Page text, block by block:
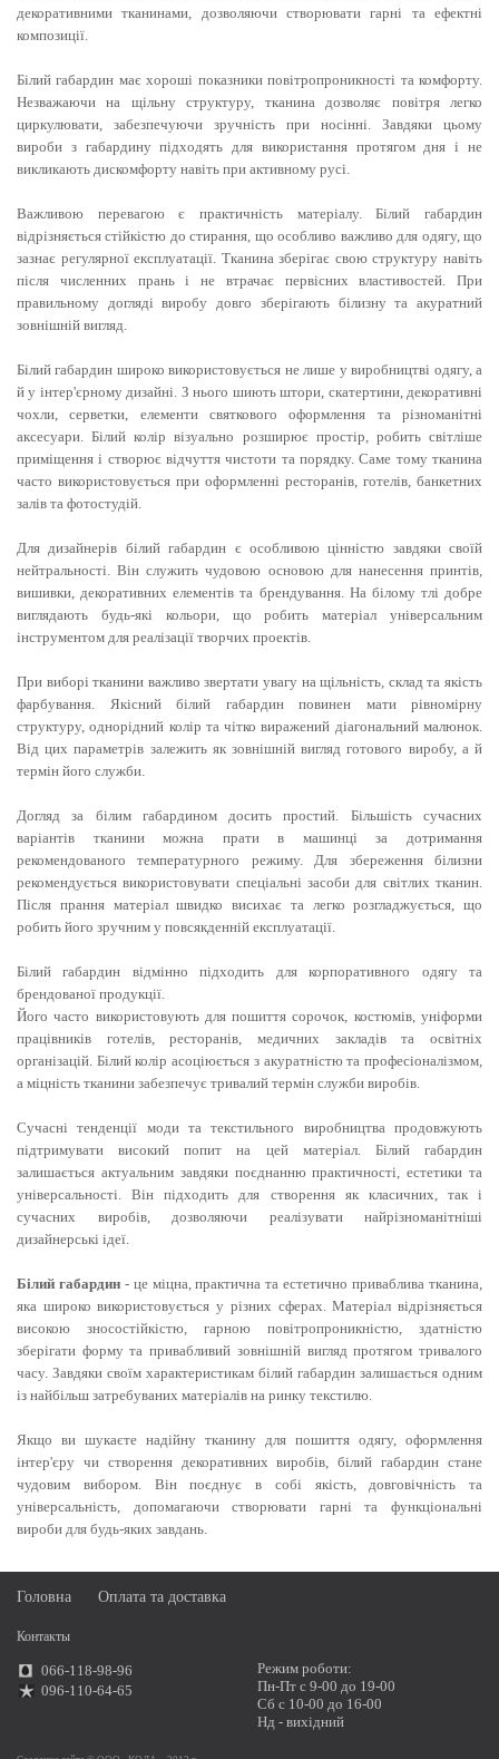
декоративними тканинами, дозволяючи створювати гарні та ефектні
композиції.
Білий габардин має хороші показники повітропроникності та комфорту.
Незважаючи на щільну структуру, тканина дозволяє повітря легко
циркулювати, забезпечуючи зручність при носінні. Завдяки цьому
вироби з габардину підходять для використання протягом дня і не
викликають дискомфорту навіть при активному русі.
Важливою перевагою є практичність матеріалу. Білий габардин
відрізняється стійкістю до стирання, що особливо важливо для одягу, що
зазнає регулярної експлуатації. Тканина зберігає свою структуру навіть
після численних прань і не втрачає первісних властивостей. При
правильному догляді виробу довго зберігають білизну та акуратний
зовнішній вигляд.
Білий габардин широко використовується не лише у виробництві одягу, а
й у інтер'єрному дизайні. З нього шиють штори, скатертини, декоративні
чохли, серветки, елементи святкового оформлення та різноманітні
аксесуари. Білий колір візуально розширює простір, робить світліше
приміщення і створює відчуття чистоти та порядку. Саме тому тканина
часто використовується при оформленні ресторанів, готелів, банкетних
залів та фотостудій.
Для дизайнерів білий габардин є особливою цінністю завдяки своїй
нейтральності. Він служить чудовою основою для нанесення принтів,
вишивки, декоративних елементів та брендування. На білому тлі добре
виглядають будь-які кольори, що робить матеріал універсальним
інструментом для реалізації творчих проектів.
При виборі тканини важливо звертати увагу на щільність, склад та якість
фарбування. Якісний білий габардин повинен мати рівномірну
структуру, однорідний колір та чітко виражений діагональний малюнок.
Від цих параметрів залежить як зовнішній вигляд готового виробу, а й
термін його служби.
Догляд за білим габардином досить простий. Більшість сучасних
варіантів тканини можна прати в машинці за дотримання
рекомендованого температурного режиму. Для збереження білизни
рекомендується використовувати спеціальні засоби для світлих тканин.
Після прання матеріал швидко висихає та легко розгладжується, що
робить його зручним у повсякденній експлуатації.
Білий габардин відмінно підходить для корпоративного одягу та
брендованої продукції.
Його часто використовують для пошиття сорочок, костюмів, уніформи
працівників готелів, ресторанів, медичних закладів та освітніх
організацій. Білий колір асоціюється з акуратністю та професіоналізмом,
а міцність тканини забезпечує тривалий термін служби виробів.
Сучасні тенденції моди та текстильного виробництва продовжують
підтримувати високий попит на цей матеріал. Білий габардин
залишається актуальним завдяки поєднанню практичності, естетики та
універсальності. Він підходить для створення як класичних, так і
сучасних виробів, дозволяючи реалізувати найрізноманітніші
дизайнерські ідеї.
Білий габардин- це міцна, практична та естетично приваблива тканина,
яка широко використовується у різних сферах. Матеріал відрізняється
високою зносостійкістю, гарною повітропроникністю, здатністю
зберігати форму та привабливий зовнішній вигляд протягом тривалого
часу. Завдяки своїм характеристикам білий габардин залишається одним
із найбільш затребуваних матеріалів на ринку текстилю.
Якщо ви шукаєте надійну тканину для пошиття одягу, оформлення
інтер'єру чи створення декоративних виробів, білий габардин стане
чудовим вибором. Він поєднує в собі якість, довговічність та
універсальність, допомагаючи створювати гарні та функціональні
вироби для будь-яких завдань.
Головна Оплата та доставка
Контакты
066-118-98-96
096-110-64-65
Режим роботи:
Пн-Пт с 9-00 до 19-00
Сб с 10-00 до 16-00
Нд - вихідний